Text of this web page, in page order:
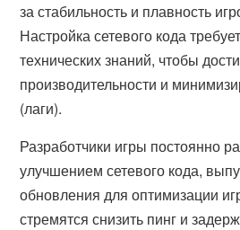
за стабильность и плавность
Настройка сетевого кода
технических знаний, чтобы
производительности и
(лаги).
Разработчики игры постоянно
улучшением сетевого кода,
обновления для оптимизации
стремятся снизить пинг и